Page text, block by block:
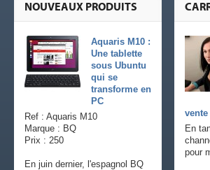
En
pour
NOUVEAUX PRODUITS
Aquaris M10 :
Une tablette
sous Ubuntu
qui se
transforme en
PC
Ref : Aquaris M10
Marque : BQ
Prix : 250
En juin dernier, l'espagnol BQ